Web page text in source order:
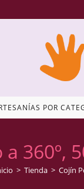
POR
360º,
> Tienda > Cojín